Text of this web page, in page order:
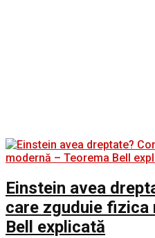
Einstein avea
care zguduie fizica
Bell explicată